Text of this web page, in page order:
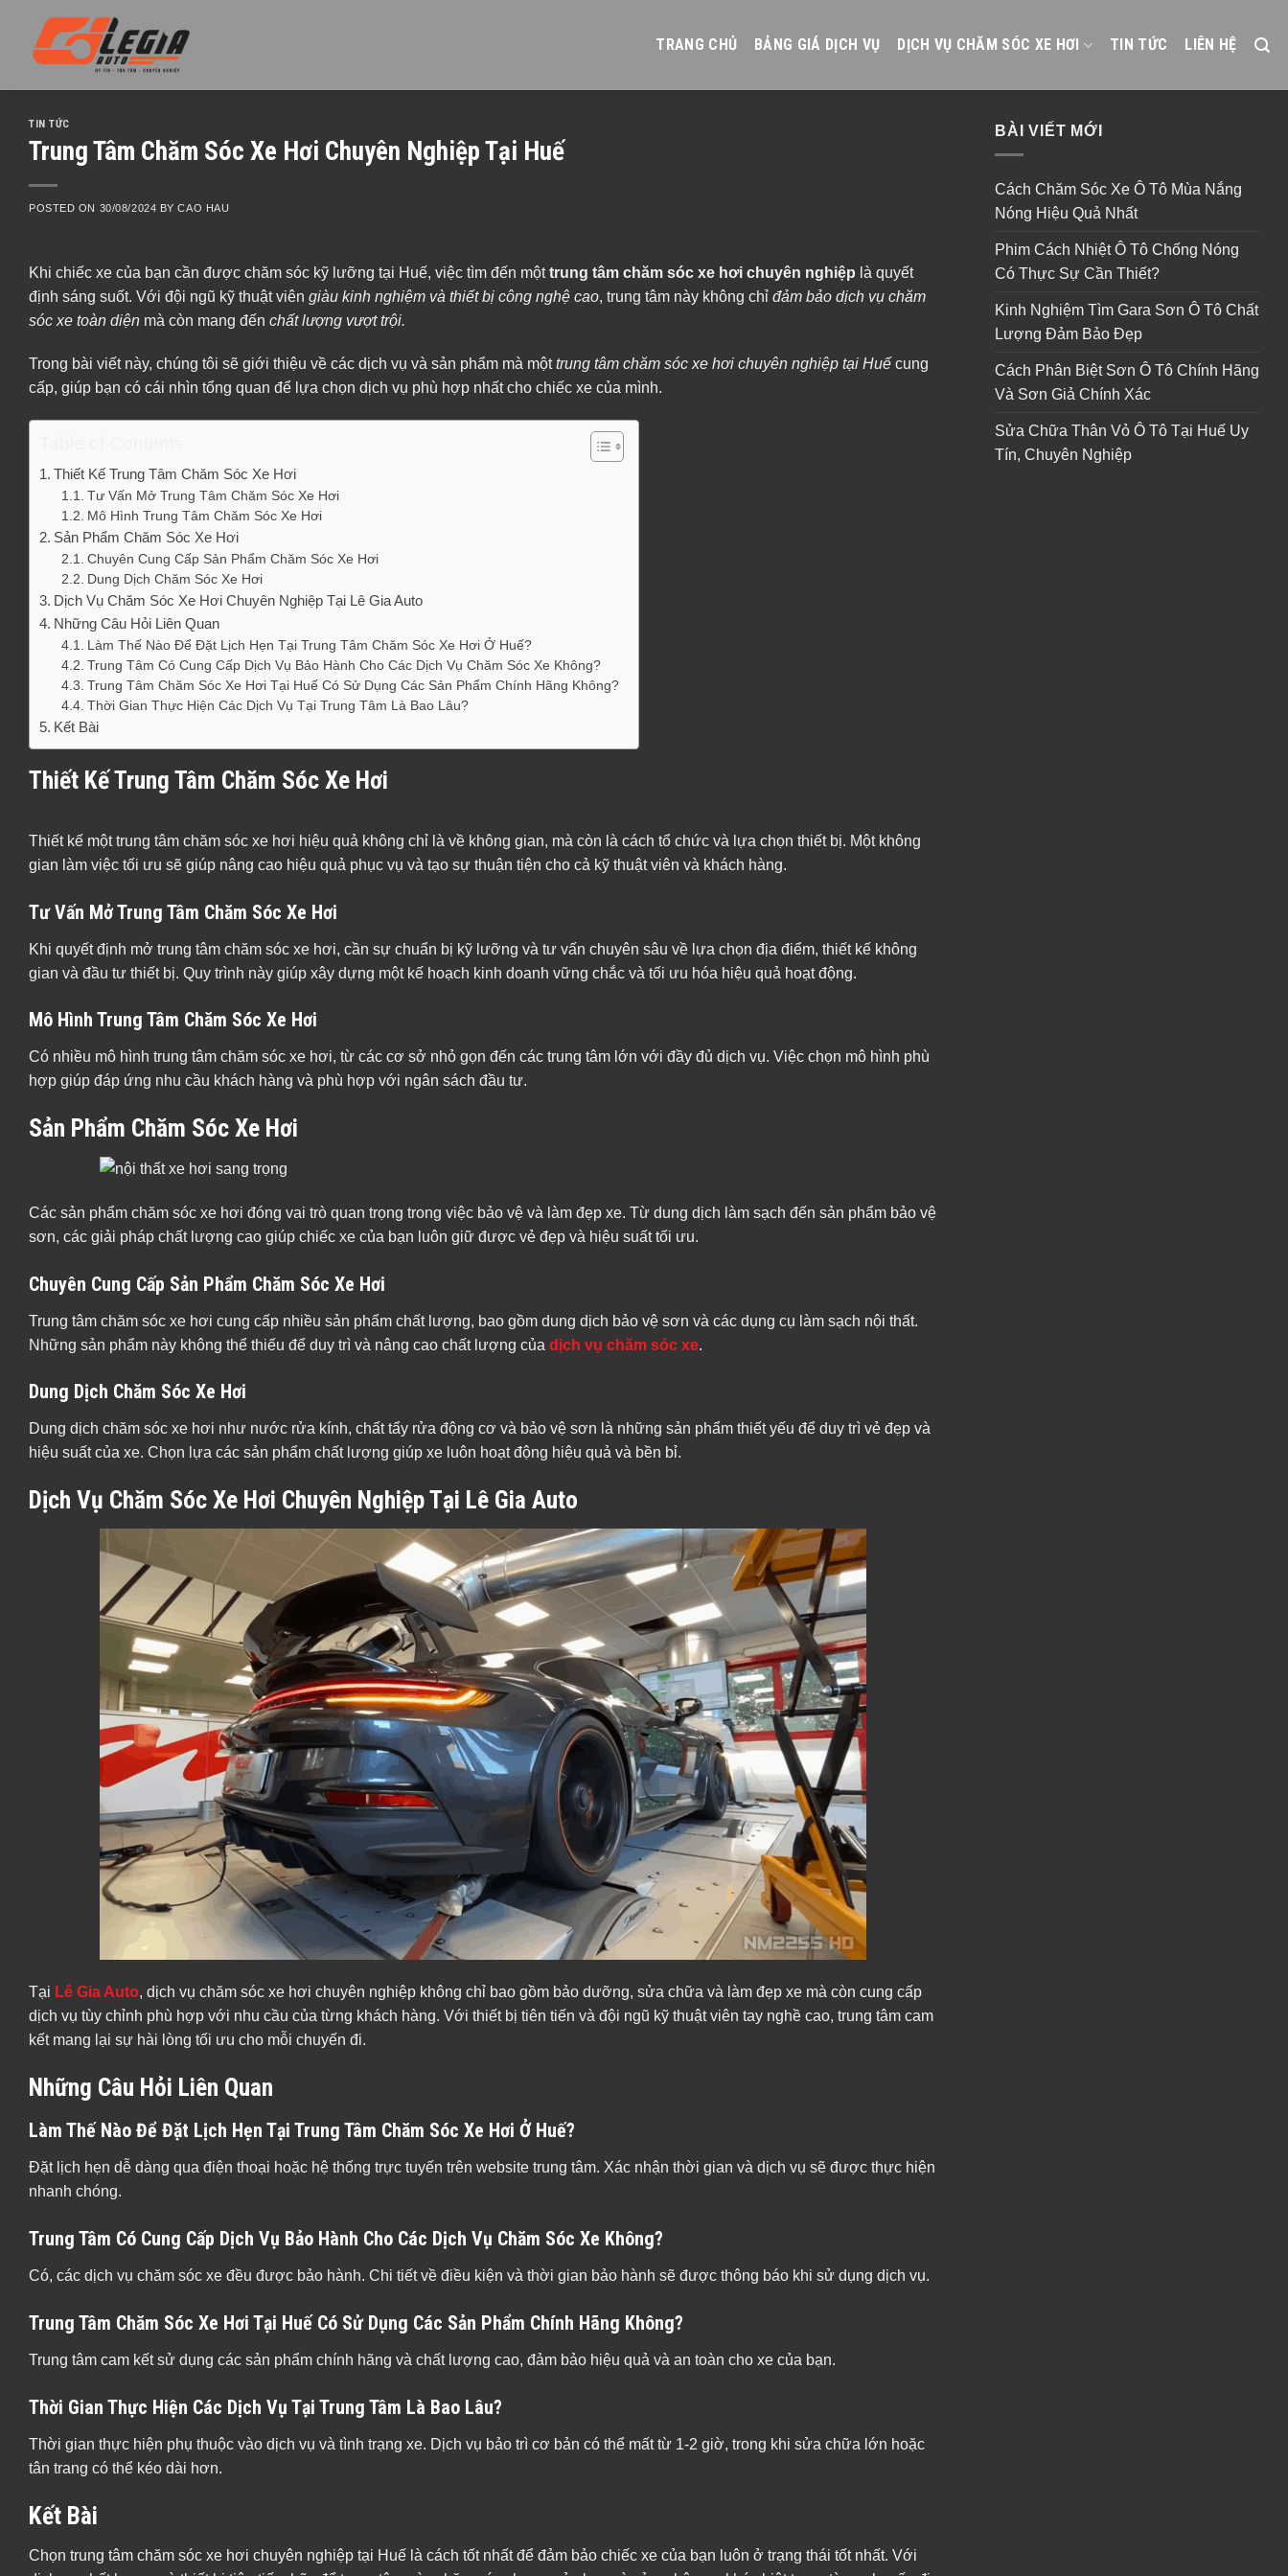
content
TRANG CHỦ BẢNG GIÁ DỊCH VỤ DỊCH VỤ CHĂM SÓC XE HƠI TIN TỨC LIÊN HỆ
TIN TỨC
Trung Tâm Chăm Sóc Xe Hơi Chuyên Nghiệp Tại Huế
POSTED ON 30/08/2024 BYCAO HAU
Khi chiếc xe của bạn cần được chăm sóc kỹ lưỡng tại Huế, việc tìm đến mộttrung tâm chăm sóc xe hơi chuyên nghiệp là quyết
định sáng suốt. Với đội ngũ kỹ thuật viên giàu kinh nghiệm và thiết bị công nghệ cao, trung tâm này không chỉ đảm bảo dịch vụ chăm
sóc xe toàn diện mà còn mang đến chất lượng vượt trội.
Trong bài viết này, chúng tôi sẽ giới thiệu về các dịch vụ và sản phẩm mà mộttrung tâm chăm sóc xe hơi chuyên nghiệp tại Huế cung
cấp, giúp bạn có cái nhìn tổng quan để lựa chọn dịch vụ phù hợp nhất cho chiếc xe của mình.
Thiết Kế Trung Tâm Chăm Sóc Xe Hơi
Tư Vấn Mở Trung Tâm Chăm Sóc Xe Hơi
Mô Hình Trung Tâm Chăm Sóc Xe Hơi
Sản Phẩm Chăm Sóc Xe Hơi
Chuyên Cung Cấp Sản Phẩm Chăm Sóc Xe Hơi
Dung Dịch Chăm Sóc Xe Hơi
Dịch Vụ Chăm Sóc Xe Hơi Chuyên Nghiệp Tại Lê Gia Auto
Những Câu Hỏi Liên Quan
Làm Thế Nào Để Đặt Lịch Hẹn Tại Trung Tâm Chăm Sóc Xe Hơi Ở Huế?
Trung Tâm Có Cung Cấp Dịch Vụ Bảo Hành Cho Các Dịch Vụ Chăm Sóc Xe Không?
Trung Tâm Chăm Sóc Xe Hơi Tại Huế Có Sử Dụng Các Sản Phẩm Chính Hãng Không?
Thời Gian Thực Hiện Các Dịch Vụ Tại Trung Tâm Là Bao Lâu?
Kết Bài
Thiết Kế Trung Tâm Chăm Sóc Xe Hơi
Thiết kế một trung tâm chăm sóc xe hơi hiệu quả không chỉ là về không gian, mà còn là cách tổ chức và lựa chọn thiết bị. Một không
gian làm việc tối ưu sẽ giúp nâng cao hiệu quả phục vụ và tạo sự thuận tiện cho cả kỹ thuật viên và khách hàng.
Tư Vấn Mở Trung Tâm Chăm Sóc Xe Hơi
Khi quyết định mở trung tâm chăm sóc xe hơi, cần sự chuẩn bị kỹ lưỡng và tư vấn chuyên sâu về lựa chọn địa điểm, thiết kế không
gian và đầu tư thiết bị. Quy trình này giúp xây dựng một kế hoạch kinh doanh vững chắc và tối ưu hóa hiệu quả hoạt động.
Mô Hình Trung Tâm Chăm Sóc Xe Hơi
Có nhiều mô hình trung tâm chăm sóc xe hơi, từ các cơ sở nhỏ gọn đến các trung tâm lớn với đầy đủ dịch vụ. Việc chọn mô hình phù
hợp giúp đáp ứng nhu cầu khách hàng và phù hợp với ngân sách đầu tư.
Sản Phẩm Chăm Sóc Xe Hơi
Các sản phẩm chăm sóc xe hơi đóng vai trò quan trọng trong việc bảo vệ và làm đẹp xe. Từ dung dịch làm sạch đến sản phẩm bảo vệ
sơn, các giải pháp chất lượng cao giúp chiếc xe của bạn luôn giữ được vẻ đẹp và hiệu suất tối ưu.
Chuyên Cung Cấp Sản Phẩm Chăm Sóc Xe Hơi
Trung tâm chăm sóc xe hơi cung cấp nhiều sản phẩm chất lượng, bao gồm dung dịch bảo vệ sơn và các dụng cụ làm sạch nội thất.
Những sản phẩm này không thể thiếu để duy trì và nâng cao chất lượng của dịch vụ chăm sóc xe.
Dung Dịch Chăm Sóc Xe Hơi
Dung dịch chăm sóc xe hơi như nước rửa kính, chất tẩy rửa động cơ và bảo vệ sơn là những sản phẩm thiết yếu để duy trì vẻ đẹp và
hiệu suất của xe. Chọn lựa các sản phẩm chất lượng giúp xe luôn hoạt động hiệu quả và bền bỉ.
Dịch Vụ Chăm Sóc Xe Hơi Chuyên Nghiệp Tại Lê Gia Auto
Tại Lê Gia Auto, dịch vụ chăm sóc xe hơi chuyên nghiệp không chỉ bao gồm bảo dưỡng, sửa chữa và làm đẹp xe mà còn cung cấp
dịch vụ tùy chỉnh phù hợp với nhu cầu của từng khách hàng. Với thiết bị tiên tiến và đội ngũ kỹ thuật viên tay nghề cao, trung tâm cam
kết mang lại sự hài lòng tối ưu cho mỗi chuyến đi.
Những Câu Hỏi Liên Quan
Làm Thế Nào Để Đặt Lịch Hẹn Tại Trung Tâm Chăm Sóc Xe Hơi Ở Huế?
Đặt lịch hẹn dễ dàng qua điện thoại hoặc hệ thống trực tuyến trên website trung tâm. Xác nhận thời gian và dịch vụ sẽ được thực hiện
nhanh chóng.
Trung Tâm Có Cung Cấp Dịch Vụ Bảo Hành Cho Các Dịch Vụ Chăm Sóc Xe Không?
Có, các dịch vụ chăm sóc xe đều được bảo hành. Chi tiết về điều kiện và thời gian bảo hành sẽ được thông báo khi sử dụng dịch vụ.
Trung Tâm Chăm Sóc Xe Hơi Tại Huế Có Sử Dụng Các Sản Phẩm Chính Hãng Không?
Trung tâm cam kết sử dụng các sản phẩm chính hãng và chất lượng cao, đảm bảo hiệu quả và an toàn cho xe của bạn.
Thời Gian Thực Hiện Các Dịch Vụ Tại Trung Tâm Là Bao Lâu?
Thời gian thực hiện phụ thuộc vào dịch vụ và tình trạng xe. Dịch vụ bảo trì cơ bản có thể mất từ 1-2 giờ, trong khi sửa chữa lớn hoặc
tân trang có thể kéo dài hơn.
Kết Bài
Chọn trung tâm chăm sóc xe hơi chuyên nghiệp tại Huế là cách tốt nhất để đảm bảo chiếc xe của bạn luôn ở trạng thái tốt nhất. Với
BÀI VIẾT MỚI
Cách Chăm Sóc Xe Ô Tô Mùa Nắng
Nóng Hiệu Quả Nhất
Phim Cách Nhiệt Ô Tô Chống Nóng
Có Thực Sự Cần Thiết?
Kinh Nghiệm Tìm Gara Sơn Ô Tô Chất
Lượng Đảm Bảo Đẹp
Cách Phân Biệt Sơn Ô Tô Chính Hãng
Và Sơn Giả Chính Xác
Sửa Chữa Thân Vỏ Ô Tô Tại Huế Uy
Tín, Chuyên Nghiệp